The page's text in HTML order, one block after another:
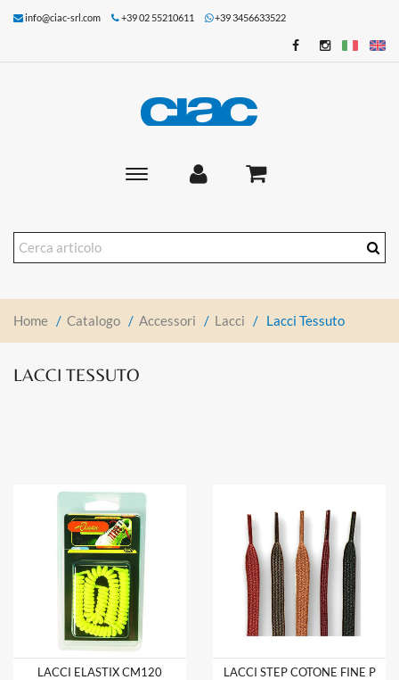
info@ciac-srl.com +39 02 55210611 +39 3456633522
Toggle
Home / Catalogo / Accessori / Lacci / Lacci Tessuto
LACCI TESSUTO
LACCI ELASTIX CM120 LACCI STEP COTONE FINE P